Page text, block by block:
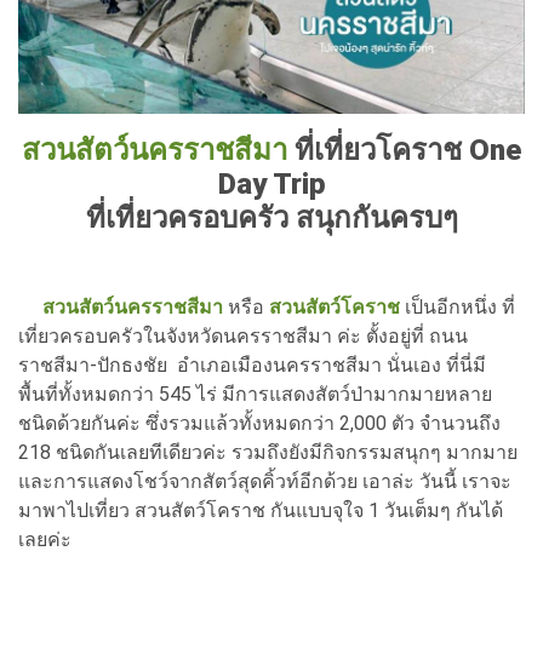
สวนสัตว์นครราชสีมา ที่เที่ยวโคราช One
Day Trip
ที่เที่ยวครอบครัว สนุกกันครบๆ
สวนสัตว์นครราชสีมา หรือ สวนสัตว์โคราช เป็นอีกหนึ่ง ที่
เที่ยวครอบครัวในจังหวัดนครราชสีมา ค่ะ ตั้งอยู่ที่ ถนน
ราชสีมา-ปักธงชัย อำเภอเมืองนครราชสีมา นั่นเอง ที่นี่มี
พื้นที่ทั้งหมดกว่า 545 ไร่ มีการแสดงสัตว์ป่ามากมายหลาย
ชนิดด้วยกันค่ะ ซึ่งรวมแล้วทั้งหมดกว่า 2,000 ตัว จำนวนถึง
218 ชนิดกันเลยทีเดียวค่ะ รวมถึงยังมีกิจกรรมสนุกๆ มากมาย
และการแสดงโชว์จากสัตว์สุดคิ้วท์อีกด้วย เอาล่ะ วันนี้ เราจะ
มาพาไปเที่ยว สวนสัตว์โคราช กันแบบจุใจ 1 วันเต็มๆ กันได้
เลยค่ะ